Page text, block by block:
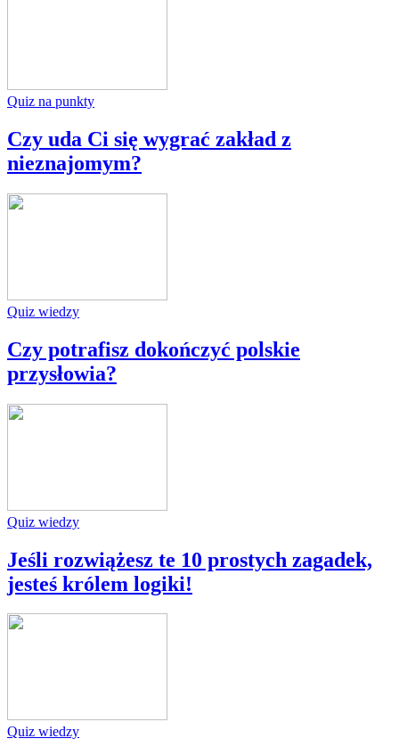
Quiz na punkty
Czy uda Ci się wygrać zakład z
nieznajomym?
Quiz wiedzy
Czy potrafisz dokończyć polskie
przysłowia?
Quiz wiedzy
Jeśli rozwiążesz te 10 prostych zagadek,
jesteś królem logiki!
Quiz wiedzy